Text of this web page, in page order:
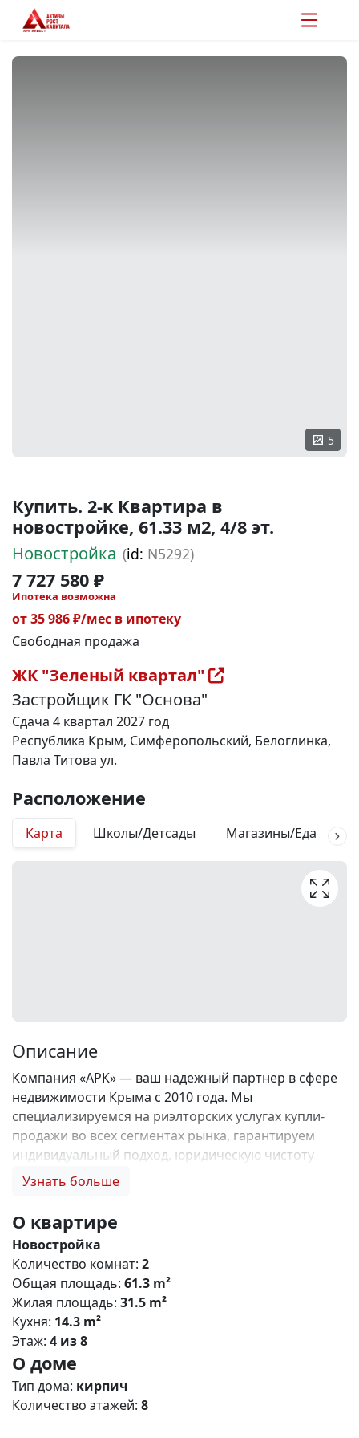
5
Купить. 2-к Квартира в
новостройке, 61.33 м2, 4/8 эт.
Новостройка (id: N5292)
7 727 580 ₽
Ипотека возможна
от 35 986 ₽/мес в ипотеку
Свободная продажа
ЖК "Зеленый квартал"
Застройщик ГК "Основа"
Сдача 4 квартал 2027 год
Республика Крым, Симферопольский, Белоглинка,
Павла Титова ул.
Расположение
Карта Школы/Детсады Магазины/Еда
Описание
Компания «АРК» — ваш надежный партнер в сфере
недвижимости Крыма с 2010 года. Мы
специализируемся на риэлторских услугах купли-
продажи во всех сегментах рынка, гарантируем
индивидуальный подход, юридическую чистоту
объектов и безопасность сделок. Самое ценное для
нас, Вы получаете: 1. 0% комиссии и оформление
ипотеки бесплатно; 2. Покупку недвижимости по
цене застройщика + акции, бонусы, подарки; 3.
Экспертное мнение о каждом застройщике. Ваши
интересы — наш приоритет! 4. Профессиональную
поддержку на всех этапах сделки до получения
ключей; 5. Фейерверк подарков🎁 🎁 🎁! Купи с
нами и выбери свой ПОДАРОК! Жилой комплекс
«Зелёный квартал» (Симферополь) Общая
концепция «Зелёный квартал» — современный
жилой комплекс комфорт‑класса, сочетающий
Узнать больше
О квартире
Новостройка
Количество комнат: 2
Общая площадь: 61.3 m²
Жилая площадь: 31.5 m²
Кухня: 14.3 m²
Этаж: 4 из 8
О доме
Тип дома: кирпич
Количество этажей: 8